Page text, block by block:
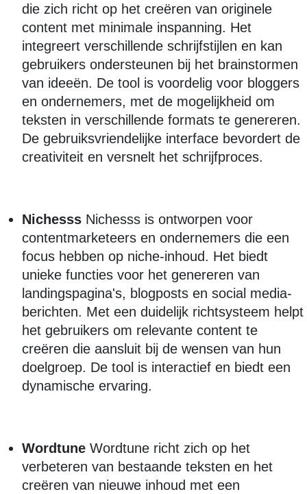
die zich richt op het creëren van originele
content met minimale inspanning. Het
integreert verschillende schrijfstijlen en kan
gebruikers ondersteunen bij het brainstormen
van ideeën. De tool is voordelig voor bloggers
en ondernemers, met de mogelijkheid om
teksten in verschillende formats te genereren.
De gebruiksvriendelijke interface bevordert de
creativiteit en versnelt het schrijfproces.
Nichesss Nichesss is ontworpen voor
contentmarketeers en ondernemers die een
focus hebben op niche-inhoud. Het biedt
unieke functies voor het genereren van
landingspagina's, blogposts en social media-
berichten. Met een duidelijk richtsysteem helpt
het gebruikers om relevante content te
creëren die aansluit bij de wensen van hun
doelgroep. De tool is interactief en biedt een
dynamische ervaring.
Wordtune Wordtune richt zich op het
verbeteren van bestaande teksten en het
creëren van nieuwe inhoud met een